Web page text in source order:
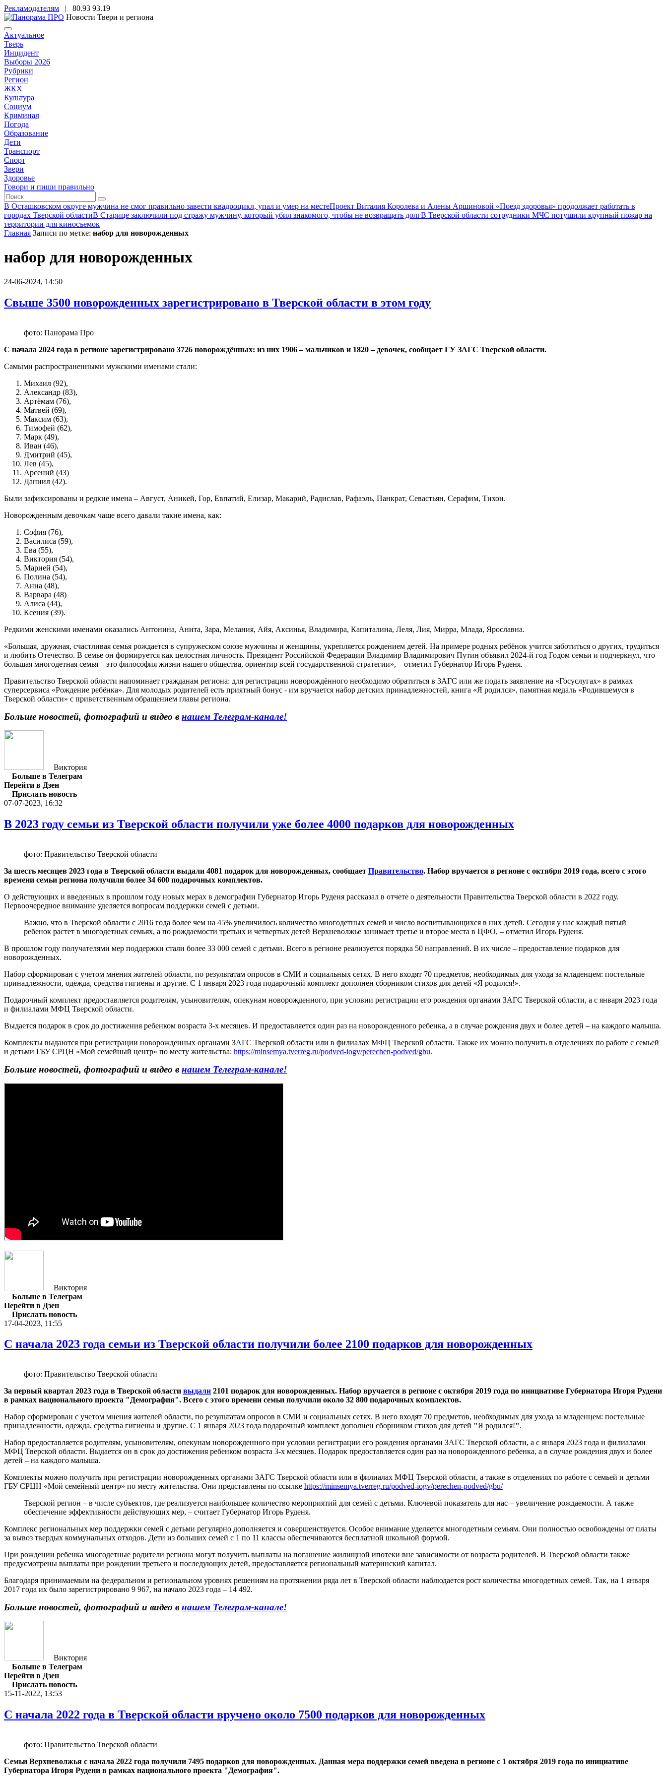
Рекламодателям | 80.93 93.19
Новости Твери и региона
Актуальное
Тверь
Инцидент
Выборы 2026
Рубрики
Регион
ЖКХ
Культура
Социум
Криминал
Погода
Образование
Дети
Транспорт
Спорт
Звери
Здоровье
Говори и пиши правильно
В Осташковском округе мужчина не смог правильно завести квадроцикл, упал и умер на местеПроект Виталия Королева и Алены Аршиновой «Поезд здоровья» продолжает работать в
городах Тверской областиВ Старице заключили под стражу мужчину, который убил знакомого, чтобы не возвращать долгВ Тверской области сотрудники МЧС потушили крупный пожар на
территории для киносъемок
Главная Записи по метке: набор для новорожденных
набор для новорожденных
24-06-2024, 14:50
Свыше 3500 новорожденных зарегистрировано в Тверской области в этом году
фото: Панорама Про
С начала 2024 года в регионе зарегистрировано 3726 новорождённых: из них 1906 – мальчиков и 1820 – девочек, сообщает ГУ ЗАГС Тверской области.
Самыми распространенными мужскими именами стали:
Михаил (92),
Александр (83),
Артёмам (76),
Матвей (69),
Максим (63),
Тимофей (62),
Марк (49),
Иван (46),
Дмитрий (45),
Лев (45),
Арсений (43)
Даниил (42).
Были зафиксированы и редкие имена – Август, Аникей, Гор, Евпатий, Елизар, Макарий, Радислав, Рафаэль, Панкрат, Севастьян, Серафим, Тихон.
Новорожденным девочкам чаще всего давали такие имена, как:
София (76),
Василиса (59),
Ева (55),
Виктория (54),
Марией (54),
Полина (54),
Анна (48),
Варвара (48)
Алиса (44),
Ксения (39).
Редкими женскими именами оказались Антонина, Анита, Зара, Мелания, Айя, Аксинья, Владимира, Капиталина, Леля, Лия, Мирра, Млада, Ярославна.
«Большая, дружная, счастливая семья рождается в супружеском союзе мужчины и женщины, укрепляется рождением детей. На примере родных ребёнок учится заботиться о других, трудиться
и любить Отечество. В семье он формируется как целостная личность. Президент Российской Федерации Владимир Владимирович Путин объявил 2024-й год Годом семьи и подчеркнул, что
большая многодетная семья – это философия жизни нашего общества, ориентир всей государственной стратегии», – отметил Губернатор Игорь Руденя.
Правительство Тверской области напоминает гражданам региона: для регистрации новорождённого необходимо обратиться в ЗАГС или же подать заявление на «Госуслугах» в рамках
суперсервиса «Рождение ребёнка». Для молодых родителей есть приятный бонус - им вручается набор детских принадлежностей, книга «Я родился», памятная медаль «Родившемуся в
Тверской области» с приветственным обращением главы региона.
Больше новостей, фотографий и видео в нашем Телеграм-канале!
Виктория
Больше в Телеграм
Перейти в Дзен
Прислать новость
07-07-2023, 16:32
В 2023 году семьи из Тверской области получили уже более 4000 подарков для новорожденных
фото: Правительство Тверской области
За шесть месяцев 2023 года в Тверской области выдали 4081 подарок для новорожденных, сообщает Правительство. Набор вручается в регионе с октября 2019 года, всего с этого
времени семьи региона получили более 34 600 подарочных комплектов.
О действующих и введенных в прошлом году новых мерах в демографии Губернатор Игорь Руденя рассказал в отчете о деятельности Правительства Тверской области в 2022 году.
Первоочередное внимание уделяется вопросам поддержки семей с детьми.
Важно, что в Тверской области с 2016 года более чем на 45% увеличилось количество многодетных семей и число воспитывающихся в них детей. Сегодня у нас каждый пятый
ребенок растет в многодетных семьях, а по рождаемости третьих и четвертых детей Верхневолжье занимает третье и второе места в ЦФО, – отметил Игорь Руденя.
В прошлом году получателями мер поддержки стали более 33 000 семей с детьми. Всего в регионе реализуется порядка 50 направлений. В их числе – предоставление подарков для
новорожденных.
Набор сформирован с учетом мнения жителей области, по результатам опросов в СМИ и социальных сетях. В него входят 70 предметов, необходимых для ухода за младенцем: постельные
принадлежности, одежда, средства гигиены и другие. С 1 января 2023 года подарочный комплект дополнен сборником стихов для детей «Я родился!».
Подарочный комплект предоставляется родителям, усыновителям, опекунам новорожденного, при условии регистрации его рождения органами ЗАГС Тверской области, а с января 2023 года
и филиалами МФЦ Тверской области.
Выдается подарок в срок до достижения ребенком возраста 3-х месяцев. И предоставляется один раз на новорожденного ребенка, а в случае рождения двух и более детей – на каждого малыша.
Комплекты выдаются при регистрации новорожденных органами ЗАГС Тверской области или в филиалах МФЦ Тверской области. Также их можно получить в отделениях по работе с семьей
и детьми ГБУ СРЦН «Мой семейный центр» по месту жительства: https://minsemya.tverreg.ru/podved-iogv/perechen-podved/gbu.
Больше новостей, фотографий и видео в нашем Телеграм-канале!
Виктория
Больше в Телеграм
Перейти в Дзен
Прислать новость
17-04-2023, 11:55
С начала 2023 года семьи из Тверской области получили более 2100 подарков для новорожденных
фото: Правительство Тверской области
За первый квартал 2023 года в Тверской области выдали 2101 подарок для новорожденных. Набор вручается в регионе с октября 2019 года по инициативе Губернатора Игоря Рудени
в рамках национального проекта "Демография". Всего с этого времени семьи получили около 32 800 подарочных комплектов.
Набор сформирован с учетом мнения жителей области, по результатам опросов в СМИ и социальных сетях. В него входят 70 предметов, необходимых для ухода за младенцем: постельные
принадлежности, одежда, средства гигиены и другие. С 1 января 2023 года подарочный комплект дополнен сборником стихов для детей "Я родился!".
Набор предоставляется родителям, усыновителям, опекунам новорожденного при условии регистрации его рождения органами ЗАГС Тверской области, а с января 2023 года и филиалами
МФЦ Тверской области. Выдается он в срок до достижения ребенком возраста 3-х месяцев. Подарок предоставляется один раз на новорожденного ребенка, а в случае рождения двух и более
детей – на каждого малыша.
Комплекты можно получить при регистрации новорожденных органами ЗАГС Тверской области или в филиалах МФЦ Тверской области, а также в отделениях по работе с семьей и детьми
ГБУ СРЦН «Мой семейный центр» по месту жительства. Они представлены по ссылке https://minsemya.tverreg.ru/podved-iogv/perechen-podved/gbu/
Тверской регион – в числе субъектов, где реализуется наибольшее количество мероприятий для семей с детьми. Ключевой показатель для нас – увеличение рождаемости. А также
обеспечение эффективности действующих мер, – считает Губернатор Игорь Руденя.
Комплекс региональных мер поддержки семей с детьми регулярно дополняется и совершенствуется. Особое внимание уделяется многодетным семьям. Они полностью освобождены от платы
за вывоз твердых коммунальных отходов. Дети из больших семей с 1 по 11 классы обеспечиваются бесплатной школьной формой.
При рождении ребенка многодетные родители региона могут получить выплаты на погашение жилищной ипотеки вне зависимости от возраста родителей. В Тверской области также
предусмотрены выплаты при рождении третьего и последующих детей, предоставляется региональный материнский капитал.
Благодаря принимаемым на федеральном и региональном уровнях решениям на протяжении ряда лет в Тверской области наблюдается рост количества многодетных семей. Так, на 1 января
2017 года их было зарегистрировано 9 967, на начало 2023 года – 14 492.
Больше новостей, фотографий и видео в нашем Телеграм-канале!
Виктория
Больше в Телеграм
Перейти в Дзен
Прислать новость
15-11-2022, 13:53
С начала 2022 года в Тверской области вручено около 7500 подарков для новорожденных
фото: Правительство Тверской области
Семьи Верхневолжья с начала 2022 года получили 7495 подарков для новорожденных. Данная мера поддержки семей введена в регионе с 1 октября 2019 года по инициативе
Губернатора Игоря Рудени в рамках национального проекта "Демография".